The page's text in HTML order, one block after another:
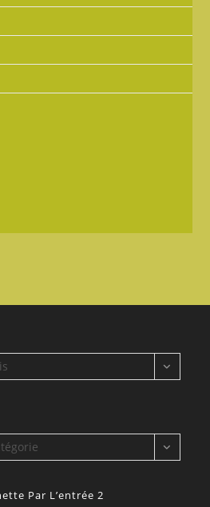
Par L’entrée 2